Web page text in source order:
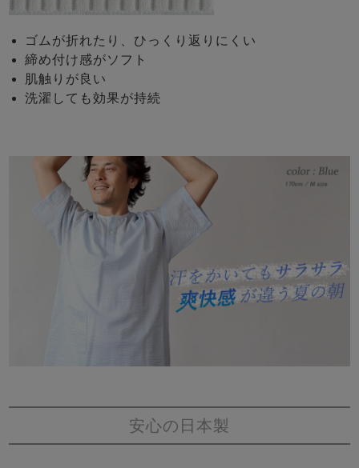
ゴムが折れたり、ひっくり返りにくい
締め付け感がソフト
肌触りが良い
洗濯しても効果が持続
安心の日本製